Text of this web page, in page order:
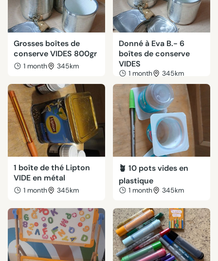
Grosses boîtes de
conserve VIDES 800gr
1 month 345km
Donné à Eva B.- 6
boîtes de conserve
VIDES
1 month 345km
1 boîte de thé Lipton
VIDE en métal
1 month 345km
🪴 10 pots vides en
plastique
1 month 345km